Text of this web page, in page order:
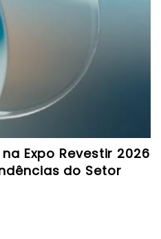
Expo Revestir 2026
do Setor